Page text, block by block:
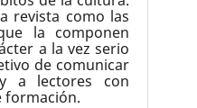
revista como las
la componen
a la vez serio
de comunicar
a lectores con
formación.